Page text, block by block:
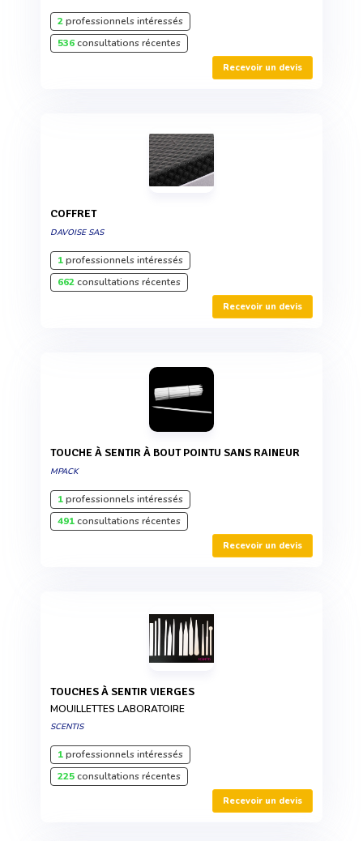
2professionnels intéressés
536consultations récentes
Recevoir un devis
COFFRET
DAVOISE SAS
1professionnels intéressés
662consultations récentes
Recevoir un devis
TOUCHE À SENTIR À BOUT POINTU SANS RAINEUR
MPACK
1professionnels intéressés
491consultations récentes
Recevoir un devis
TOUCHES À SENTIR VIERGES
MOUILLETTES LABORATOIRE
SCENTIS
1professionnels intéressés
225consultations récentes
Recevoir un devis